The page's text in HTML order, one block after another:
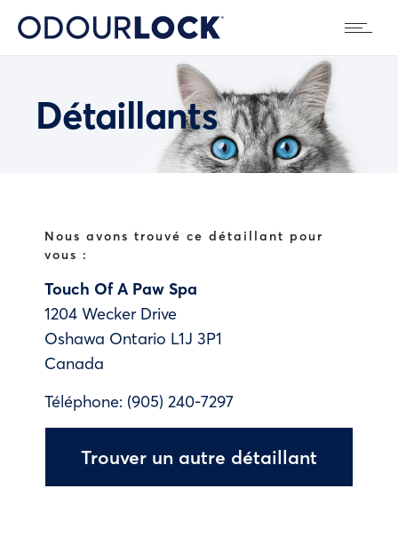
Détaillants
Nous avons trouvé ce détaillant pour
vous :
Touch Of A Paw Spa
1204 Wecker Drive
Oshawa Ontario L1J 3P1
Canada
Téléphone: (905) 240-7297
Trouver un autre détaillant